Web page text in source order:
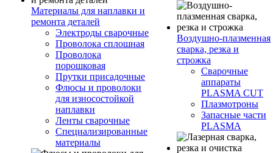
Материалы для наплавки и
ремонта деталей
Электроды сварочные
Проволока сплошная
Проволока
порошковая
Прутки присадочные
Флюсы и проволоки
для износостойкой
наплавки
Ленты сварочные
Специализированные
материалы
Воздушно-плазменная
сварка, резка и
строжка
Сварочные
аппараты
PLASMA CUT
Плазмотроны
Запасные части
PLASMA